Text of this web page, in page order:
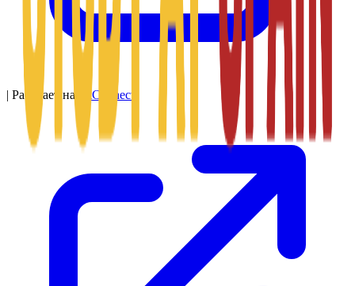
| Работает на SitConnect